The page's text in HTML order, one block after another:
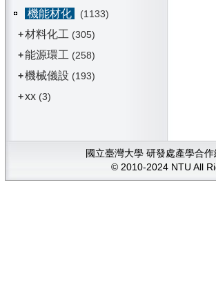
機能材化
(1133)
+材料化工 (305)
+能源環工 (258)
+機械儀設 (193)
+xx(3)
國立臺灣大學 研發處產學合
© 2010-2024 NTU All